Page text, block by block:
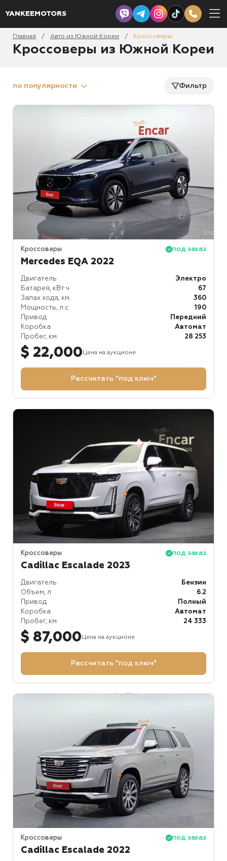
YANKEEMOTORS
Главная / Авто из Южной Кореи / Кроссоверы
Кроссоверы из Южной Кореи
по популярности Фильтр
Кроссоверы под заказ
Mercedes EQA 2022
Двигатель
Электро
Батарея, кВт⋅ч
67
Запах хода, км.
360
Мощность, л.с.
190
Привод
Передний
Коробка
Автомат
Пробег, км.
28 253
$ 22,000 Цена на аукционе
Рассчитать "под ключ"
Кроссоверы под заказ
Cadillac Escalade 2023
Двигатель
Бензин
Объем, л.
6.2
Привод
Полный
Коробка
Автомат
Пробег, км.
24 333
$ 87,000 Цена на аукционе
Рассчитать "под ключ"
Кроссоверы под заказ
Cadillac Escalade 2022